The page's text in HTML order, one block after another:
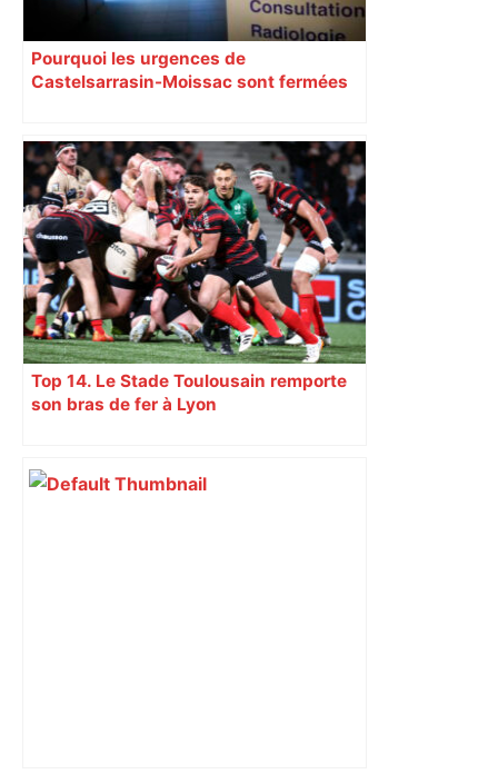
Pourquoi les urgences de
Castelsarrasin-Moissac sont fermées
Top 14. Le Stade Toulousain remporte
son bras de fer à Lyon